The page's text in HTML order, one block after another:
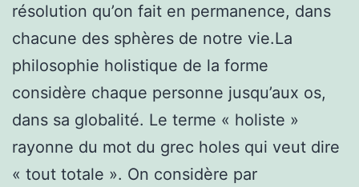
résolution qu’on fait en permanence, dans
chacune des sphères de notre vie.La
philosophie holistique de la forme
considère chaque personne jusqu’aux os,
dans sa globalité. Le terme « holiste »
rayonne du mot du grec holes qui veut dire
« tout totale ». On considère par